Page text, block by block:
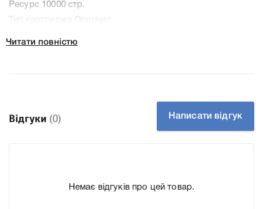
Ресурс 10000 стр.
Тип картриджа Оригінал
докладні характеристики, список друкувальної техніки,
до якого підходить Картридж HP 981X yellow L0R11A, що
дозволить Вам легко підтвердити правильність вибору.
Читати повністю
Відгуки (0) Написати відгук
Немає відгуків про цей товар.